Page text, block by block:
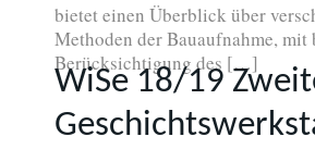
bietet einen Überblick über
Methoden der Bauaufnahme, mit
Berücksichtigung des […]
WiSe 18/19